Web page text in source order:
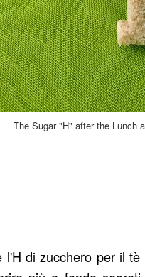
The Sugar "H" after the Lunch
l'H di zucchero per il